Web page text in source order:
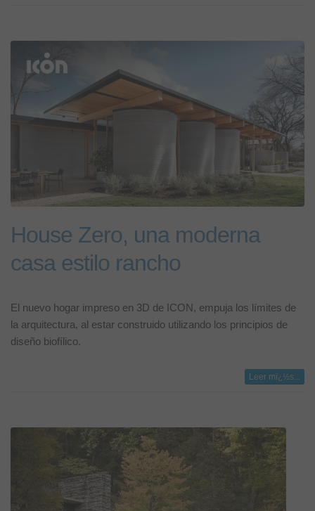
House Zero, una moderna
casa estilo rancho
El nuevo hogar impreso en 3D de ICON, empuja los límites de
la arquitectura, al estar construido utilizando los principios de
diseño biofílico.
Leer mï¿½s...